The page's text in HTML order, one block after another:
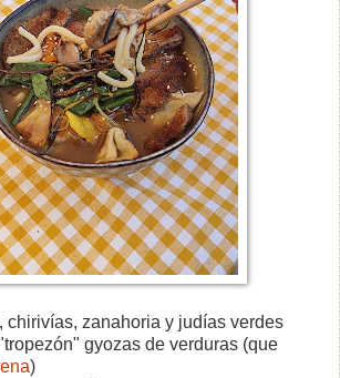
chirivías, zanahoria y judías verdes
gyozas de verduras (que
)